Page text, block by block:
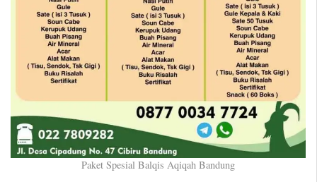
Paket Spesial Balqis Aqiqah Bandung